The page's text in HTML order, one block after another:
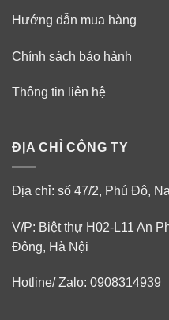
Hướng dẫn mua hàng
Chính sách bảo hành
Thông tin liên hệ
ĐỊA CHỈ CÔNG TY
Địa chỉ: số 47/2, Phú Đô,
V/P: Biệt thự H02-L11 An
Đông, Hà Nội
Hotline/ Zalo: 0908314939